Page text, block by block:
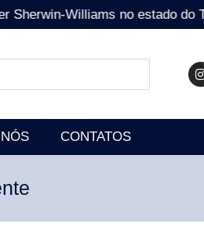
Williams no estado
CONTATOS